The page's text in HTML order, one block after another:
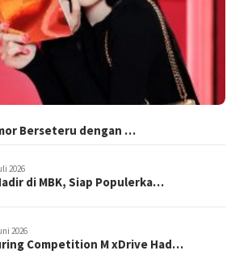
Berseteru dengan …
2026
di MBK, Siap Populerka…
2026
Competition M xDrive Had…